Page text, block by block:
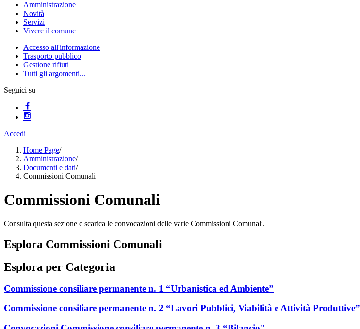
Amministrazione
Novità
Servizi
Vivere il comune
Accesso all'informazione
Trasporto pubblico
Gestione rifiuti
Tutti gli argomenti...
Seguici su
Accedi
Home Page/
Amministrazione/
Documenti e dati/
Commissioni Comunali
Commissioni Comunali
Consulta questa sezione e scarica le convocazioni delle varie Commissioni Comunali.
Esplora Commissioni Comunali
Esplora per Categoria
Commissione consiliare permanente n. 1 “Urbanistica ed Ambiente”
Commissione consiliare permanente n. 2 “Lavori Pubblici, Viabilità e Attività Produttive”